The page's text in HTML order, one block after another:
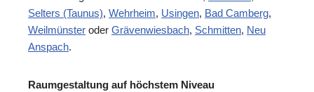
Selters (Taunus), Wehrheim, Usingen, Bad Camberg,
Weilmünster oder Grävenwiesbach, Schmitten, Neu
Anspach.
Raumgestaltung auf höchstem Niveau